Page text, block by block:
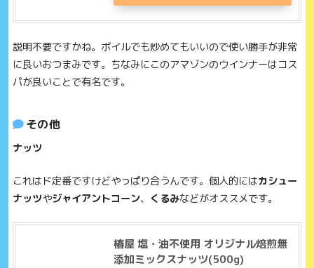
説明不要ですかね。ボイルでも炒めてもいいので使い勝手が非常
に良いおつまみです。ちなみにこのアマゾンのウインナーはコス
パが良いことで有名です。
その他
ナッツ
これはド定番ですけどやっぱり合うんです。個人的にはカシュー
ナッツやジャイアントコーン、 くるみなどがオススメです。
椿屋 塩・油不使用 オリジナル焙煎無
添加ミックスナッツ(500g)